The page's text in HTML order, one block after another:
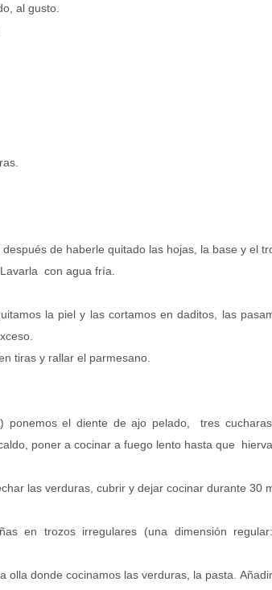
al gusto.
después de haberle quitado las hojas, la base y el
con agua fría.
la piel y las cortamos en daditos, las
tiras y rallar el parmesano.
ponemos el diente de ajo pelado, tres
poner a cocinar a fuego lento hasta que hierva.
las verduras, cubrir y dejar cocinar durante 30
en trozos irregulares (una dimensión
olla donde cocinamos las verduras, la pasta. Añadir